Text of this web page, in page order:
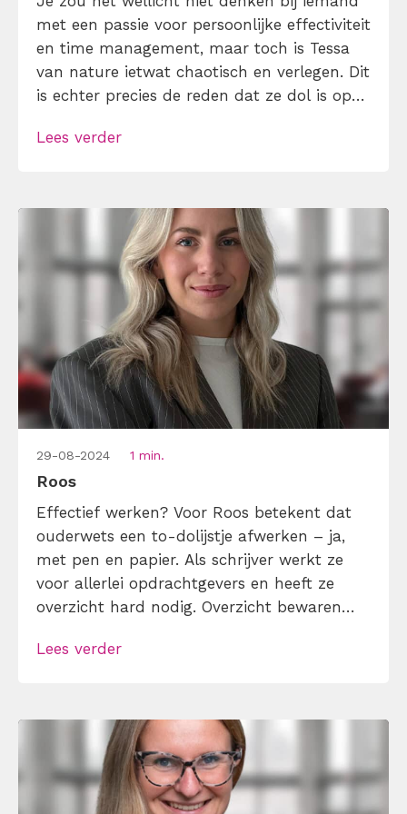
met een passie voor persoonlijke effectiviteit
en time management, maar toch is Tessa
van nature ietwat chaotisch en verlegen. Dit
is echter precies de reden dat ze dol is op
ontwikkeling. Als iets moeilijk of spannend
Lees verder
29-08-2024 1 min.
Roos
Effectief werken? Voor Roos betekent dat
ouderwets een to-dolijstje afwerken – ja,
met pen en papier. Als schrijver werkt ze
voor allerlei opdrachtgevers en heeft ze
overzicht hard nodig. Overzicht bewaren
artikel dan zit ze vaak in zo’n goede flow
Lees verder